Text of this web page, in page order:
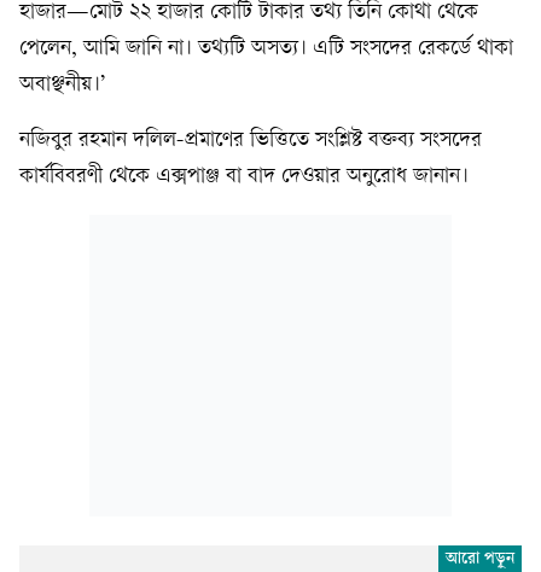
হাজার—মোট ২২ হাজার কোটি টাকার তথ্য তিনি কোথা থেকে
পেলেন, আমি জানি না। তথ্যটি অসত্য। এটি সংসদের রেকর্ডে থাকা
অবাঞ্ছনীয়।’
নজিবুর রহমান দলিল-প্রমাণের ভিত্তিতে সংশ্লিষ্ট বক্তব্য সংসদের
কার্যবিবরণী থেকে এক্সপাঞ্জ বা বাদ দেওয়ার অনুরোধ জানান।